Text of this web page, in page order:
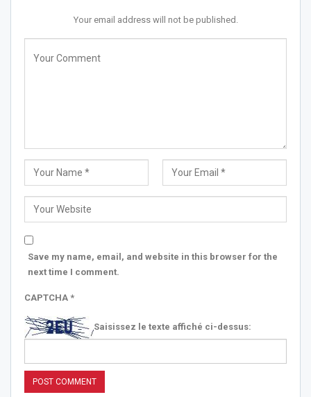
Your email address will not be published.
Save my name, email, and website in this browser for the
next time I comment.
CAPTCHA *
Saisissez le texte affiché ci-dessus: